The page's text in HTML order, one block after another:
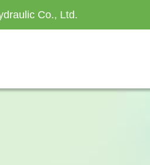
Co., Ltd.